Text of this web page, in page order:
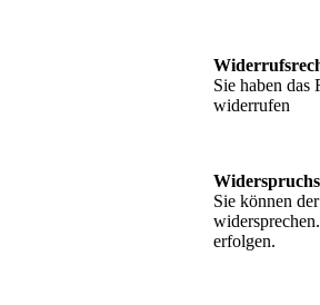
Sie haben
widerrufen
Sie können
erfolgen.